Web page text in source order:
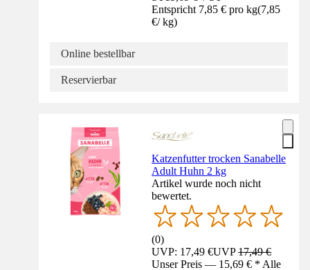
Entspricht 7,85 € pro kg(7,85
€/ kg)
Online bestellbar
Reservierbar
Katzenfutter trocken Sanabelle
Adult Huhn 2 kg
Artikel wurde noch nicht
bewertet.
(0)
UVP: 17,49 €UVP17,49 €
Unser Preis — 15,69 € * Alle